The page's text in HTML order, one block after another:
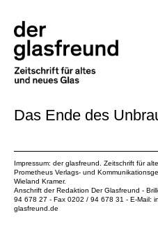
Das Ende des
Impressum: der glasfreund. Zeitschrift für
Prometheus Verlags- und
Wieland Kramer.
Anschrift der Redaktion Der Glasfreund -
94 678 27 - Fax 0202 / 94 678 31 - E-Mail:
glasfreund.de